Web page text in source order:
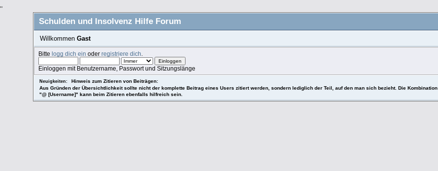
"
Schulden und Insolvenz Hilfe Forum
Willkommen Gast
Bittelogg dich ein oderregistriere dich
Einloggen mit Benutzername, Passwort und Sitzungslänge
Neuigkeiten:
Hinweis zum Zitieren von Beiträgen:
Aus Gründen der Übersichtlichkeit sollte nicht der komplette Beitrag eines Users zitiert werden, sondern lediglich der Teil, auf den man sich bezieht. Die Kombination
"@ [Username]" kann beim Zitieren ebenfalls hilfreich sein.